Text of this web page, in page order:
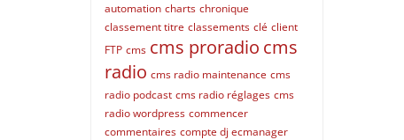
automation charts chronique
classement titre classements clé client
FTP cms cms proradio cms
radio cms radio maintenance cms
radio podcast cms radio réglages cms
radio wordpress commencer
commentaires compte dj ecmanager